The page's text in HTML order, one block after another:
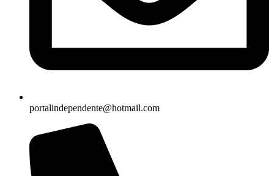
portalindependente@hotmail.com